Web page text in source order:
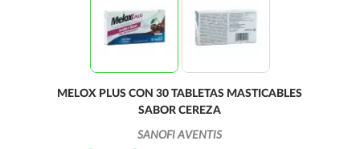
MELOX PLUS CON 30 TABLETAS MASTICABLES
SABOR CEREZA
SANOFI AVENTIS